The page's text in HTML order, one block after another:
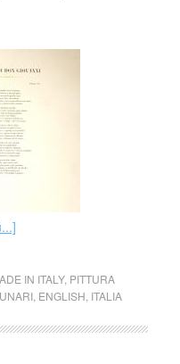
IN ITALY, PITTURA
, ENGLISH ITALIA